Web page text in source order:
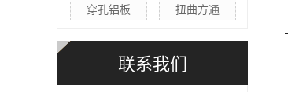
穿孔铝板 扭曲方通
联系我们